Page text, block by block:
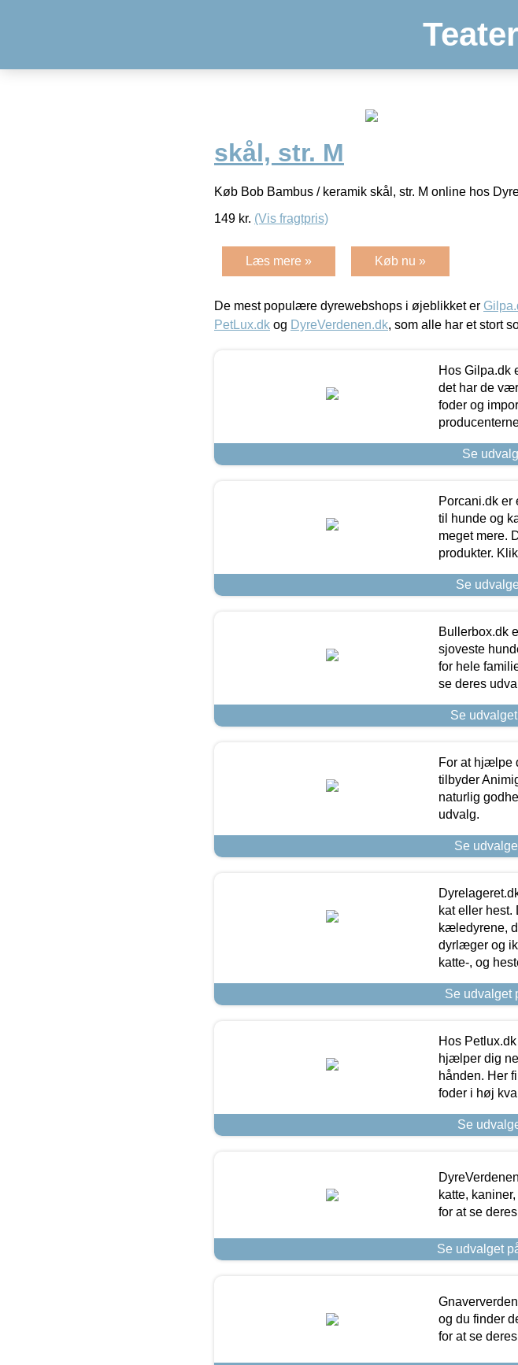
skål, str. M
Køb Bob Bambus / keramik skål, str. M online hos
149 kr. (Vis fragtpris)
Læs mere » Køb nu »
De mest populære dyrewebshops i øjeblikket er
PetLux.dk og DyreVerdenen.dk, som alle har et stort
Hos Gilpa.dk
det har de
foder og
Se
Porcani.dk er
til hunde og
meget mere.
produkter.
Se
Bullerbox.dk
sjoveste
for hele
se deres
Se
For at hjælpe
tilbyder
naturlig
udvalg.
Se
kat eller
kæledyrene,
dyrlæger og
katte-, og
Se udvalget
Hos
hjælper dig
hånden. Her
foder i høj
Se
katte,
for at se
Se udvalget
og du finder
for at se